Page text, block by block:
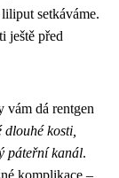
setkáváme.
ještě před
vám dá rentgen
dlouhé kosti,
páteřní kanál.